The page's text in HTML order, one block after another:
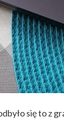
się to z